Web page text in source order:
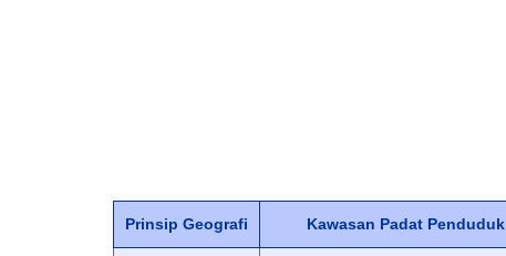
Prinsip Geografi Kawasan Padat Penduduk